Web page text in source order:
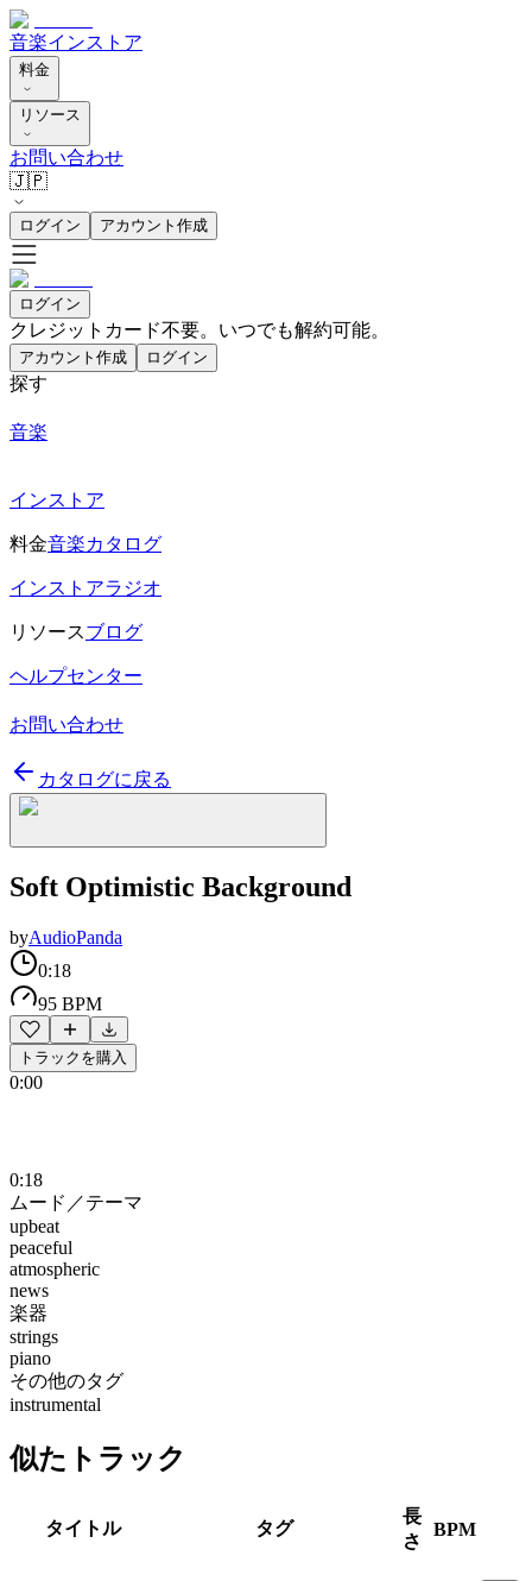
音楽インストア
料金
リソース
お問い合わせ
🇯🇵
ログイン アカウント作成
ログイン
クレジットカード不要。いつでも解約可能。
アカウント作成 ログイン
探す
音楽
インストア
料金音楽カタログ
インストアラジオ
リソースブログ
ヘルプセンター
お問い合わせ
カタログに戻る
Soft Optimistic Background
byAudioPanda
0:18
95 BPM
トラックを購入
0:00
0:18
ムード／テーマ
upbeat
peaceful
atmospheric
news
楽器
strings
piano
その他のタグ
instrumental
似たトラック
タイトル タグ
長
さ
BPM